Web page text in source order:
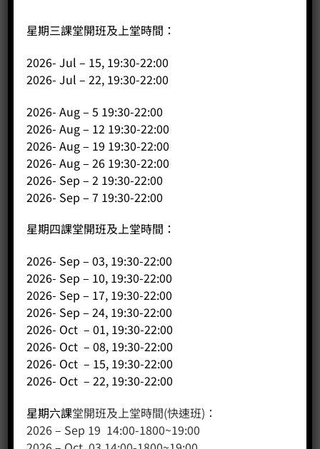
客戶服務
友站連結
產品分類
咖啡課程
咖啡種類
咖啡器具
咖啡器具品牌
星期三課堂開班及上堂時間：
2026- Jul – 15, 19:30-22:00
2026- Jul – 22, 19:30-22:00
2026- Aug – 5 19:30-22:00
2026- Aug – 12 19:30-22:00
2026- Aug – 19 19:30-22:00
2026- Aug – 26 19:30-22:00
2026- Sep – 2 19:30-22:00
2026- Sep – 7 19:30-22:00
星期四課堂開班及上堂時間：
2026- Sep – 03, 19:30-22:00
2026- Sep – 10, 19:30-22:00
2026- Sep – 17, 19:30-22:00
2026- Sep – 24, 19:30-22:00
2026- Oct – 01, 19:30-22:00
2026- Oct – 08, 19:30-22:00
2026- Oct – 15, 19:30-22:00
2026- Oct – 22, 19:30-22:00
星期六課堂開班及上堂時間(快速班)：
2026 – Sep 19 14:00-1800~19:00